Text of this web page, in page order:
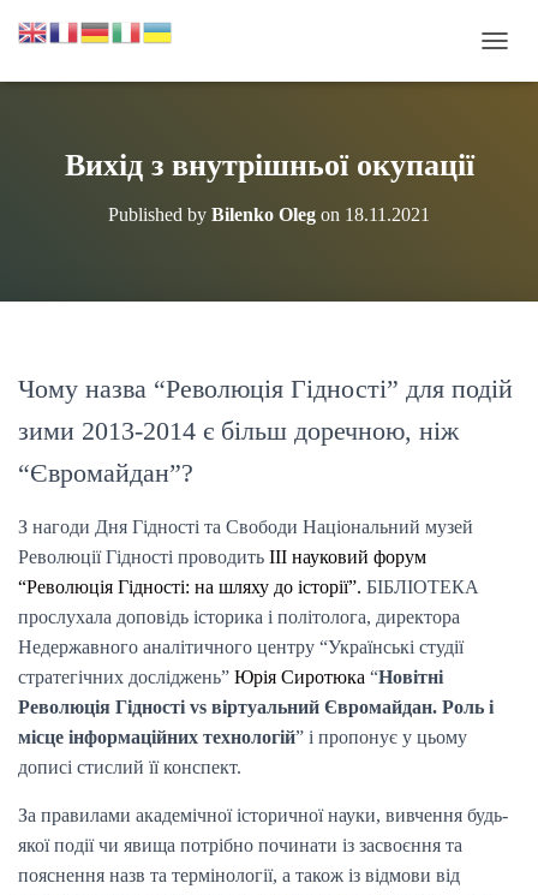
Е
Г
А
Вихід з внутрішньої окупації
Published by Bilenko Oleg on 18.11.2021
Чому назва “Революція Гідності” для подій
зими 2013-2014 є більш доречною, ніж
“Євромайдан”?
З нагоди Дня Гідності та Свободи Національний музей
Революції Гідності проводить ІІІ науковий форум
“Революція Гідності: на шляху до історії”. БІБЛІОТЕКА
прослухала доповідь історика і політолога, директора
Недержавного аналітичного центру “Українські студії
стратегічних досліджень” Юрія Сиротюка “Новітні
Революція Гідності vs віртуальний Євромайдан. Роль і
місце інформаційних технологій” і пропонує у цьому
дописі стислий її конспект.
За правилами академічної історичної науки, вивчення будь-
якої події чи явища потрібно починати із засвоєння та
пояснення назв та термінології, а також із відмови від